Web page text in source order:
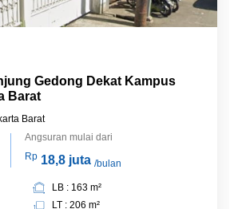
Gedong Dekat Kampus
Barat
Barat
Angsuran mulai dari
Rp 18,8 juta /bulan
LB : 163 m²
LT : 206 m²